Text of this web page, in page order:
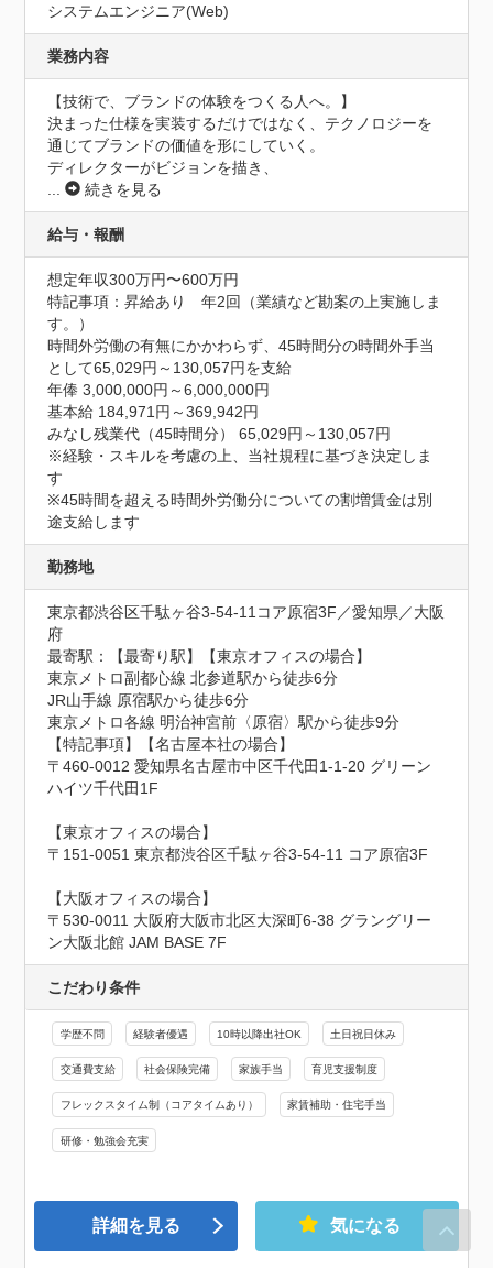
システムエンジニア(Web)
業務内容
【技術で、ブランドの体験をつくる人へ。】
決まった仕様を実装するだけではなく、テクノロジーを
通じてブランドの価値を形にしていく。
ディレクターがビジョンを描き、
...
続きを見る
給与・報酬
想定年収300万円〜600万円
特記事項：昇給あり　年2回（業績など勘案の上実施しま
す。）
時間外労働の有無にかかわらず、45時間分の時間外手当
として65,029円～130,057円を支給
年俸 3,000,000円～6,000,000円
基本給 184,971円～369,942円
みなし残業代（45時間分） 65,029円～130,057円
※経験・スキルを考慮の上、当社規程に基づき決定しま
す
※45時間を超える時間外労働分についての割増賃金は別
途支給します
勤務地
東京都渋谷区千駄ヶ谷3-54-11コア原宿3F／愛知県／大阪
府
最寄駅：【最寄り駅】【東京オフィスの場合】
東京メトロ副都心線 北参道駅から徒歩6分
JR山手線 原宿駅から徒歩6分
東京メトロ各線 明治神宮前〈原宿〉駅から徒歩9分
【特記事項】【名古屋本社の場合】
〒460-0012 愛知県名古屋市中区千代田1-1-20 グリーン
ハイツ千代田1F
【東京オフィスの場合】
〒151-0051 東京都渋谷区千駄ヶ谷3-54-11 コア原宿3F
【大阪オフィスの場合】
〒530-0011 大阪府大阪市北区大深町6-38 グラングリー
ン大阪北館 JAM BASE 7F
こだわり条件
学歴不問 経験者優遇 10時以降出社OK 土日祝日休み
交通費支給 社会保険完備 家族手当 育児支援制度
フレックスタイム制（コアタイムあり） 家賃補助・住宅手当
研修・勉強会充実
詳細を見る 気になる